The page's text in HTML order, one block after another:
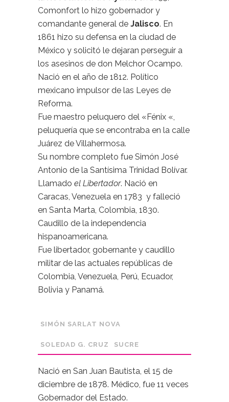
Comonfort lo hizo gobernador y
comandante general de Jalisco. En
1861 hizo su defensa en la ciudad de
México y solicitó le dejaran perseguir a
los asesinos de don Melchor Ocampo.
Nació en el año de 1812. Político
mexicano impulsor de las Leyes de
Reforma.
Fue maestro peluquero del «Fénix «,
peluquería que se encontraba en la calle
Juárez de Villahermosa.
Su nombre completo fue Simón José
Antonio de la Santísima Trinidad Bolívar.
Llamado el Libertador. Nació en
Caracas, Venezuela en 1783 y falleció
en Santa Marta, Colombia, 1830.
Caudillo de la independencia
hispanoamericana.
Fue libertador, gobernante y caudillo
militar de las actuales repúblicas de
Colombia, Venezuela, Perú, Ecuador,
Bolivia y Panamá.
SIMÓN SARLAT NOVA
SOLEDAD G. CRUZ SUCRE
Nació en San Juan Bautista, el 15 de
diciembre de 1878. Médico, fue 11 veces
Gobernador del Estado.